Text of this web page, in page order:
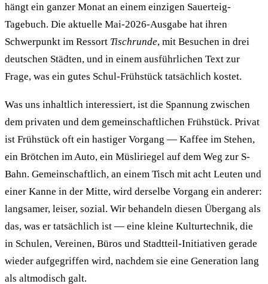
hängt ein ganzer Monat an einem einzigen Sauerteig-
Tagebuch. Die aktuelle Mai-2026-Ausgabe hat ihren
Schwerpunkt im Ressort Tischrunde, mit Besuchen in drei
deutschen Städten, und in einem ausführlichen Text zur
Frage, was ein gutes Schul-Frühstück tatsächlich kostet.
Was uns inhaltlich interessiert, ist die Spannung zwischen
dem privaten und dem gemeinschaftlichen Frühstück. Privat
ist Frühstück oft ein hastiger Vorgang — Kaffee im Stehen,
ein Brötchen im Auto, ein Müsliriegel auf dem Weg zur S-
Bahn. Gemeinschaftlich, an einem Tisch mit acht Leuten und
einer Kanne in der Mitte, wird derselbe Vorgang ein anderer:
langsamer, leiser, sozial. Wir behandeln diesen Übergang als
das, was er tatsächlich ist — eine kleine Kulturtechnik, die
in Schulen, Vereinen, Büros und Stadtteil-Initiativen gerade
wieder aufgegriffen wird, nachdem sie eine Generation lang
als altmodisch galt.